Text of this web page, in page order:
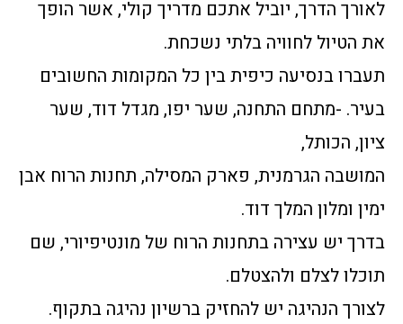
לאורך הדרך, יוביל אתכם מדריך קולי, אשר הופך
את הטיול לחוויה בלתי נשכחת.
תעברו בנסיעה כיפית בין כל המקומות החשובים
בעיר. -מתחם התחנה, שער יפו, מגדל דוד, שער
ציון, הכותל,
המושבה הגרמנית, פארק המסילה, תחנות הרוח אבן
ימין ומלון המלך דוד.
בדרך יש עצירה בתחנות הרוח של מונטיפיורי, שם
תוכלו לצלם ולהצטלם.
לצורך הנהיגה יש להחזיק ברשיון נהיגה בתקוף.